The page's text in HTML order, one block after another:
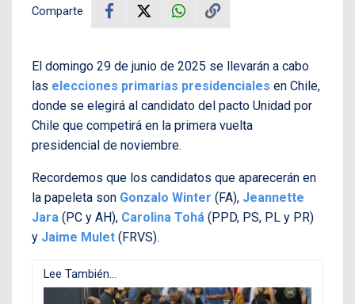
Comparte
El domingo 29 de junio de 2025 se llevarán a cabo
las elecciones primarias presidenciales en Chile,
donde se elegirá al candidato del pacto Unidad por
Chile que competirá en la primera vuelta
presidencial de noviembre.
Recordemos que los candidatos que aparecerán en
la papeleta son Gonzalo Winter (FA), Jeannette
Jara (PC y AH), Carolina Tohá (PPD, PS, PL y PR)
y Jaime Mulet (FRVS).
Lee También...